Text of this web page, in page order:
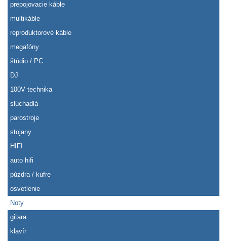
prepojovacie káble
multikáble
reproduktorové káble
megafóny
štúdio / PC
DJ
100V technika
slúchadlá
parostroje
stojany
HIFI
auto hifi
púzdra / kufre
osvetlenie
Noty
gitara
klavír